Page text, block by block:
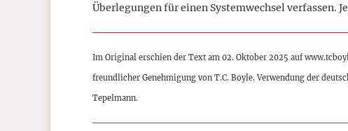
Überlegungen für einen Systemwechsel verfassen.
Im Original erschien der Text am 02. Oktober 2025 auf
freundlicher Genehmigung von T.C. Boyle. Verwendung der
Tepelmann.